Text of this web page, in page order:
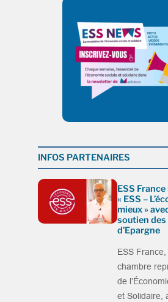
INFOS PARTENAIRES
ESS
« ESS –
mieux »
soutien des
d’Epargne
ESS France,
chambre
de
et Solidaire,